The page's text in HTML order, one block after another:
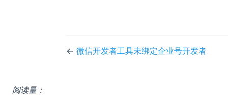
← 微信开发者工具未绑定企业号开发者
阅读量：